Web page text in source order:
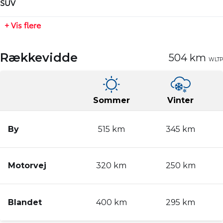
750 kg
+ Vis flere